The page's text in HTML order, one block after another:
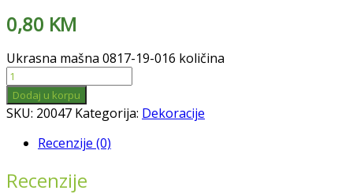
0,80 KM
Ukrasna mašna 0817-19-016 količina
Dodaj u korpu
SKU: 20047 Kategorija: Dekoracije
Recenzije (0)
Recenzije